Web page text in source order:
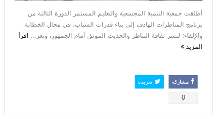
أطلقت جمعية التنمية المجتمعية والتعليم المستمر الدورة الثالثة من
برنامج المناظرات الهادف إلى بناء قدرات الشباب، في مجال الخطابة
والإلقاء؛ لنشر ثقافة التناظر والحديث الموثق أمام الجمهور، وتعز... اقرأ
المزيد
مشاركة
0
تغريدة